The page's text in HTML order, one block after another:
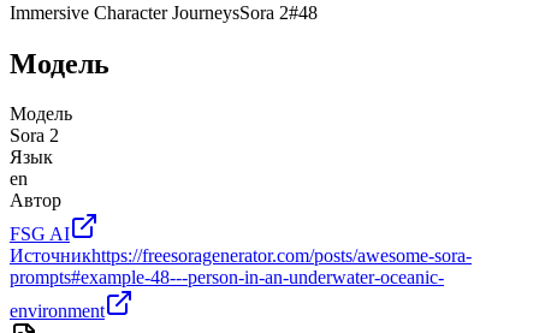
Immersive Character JourneysSora 2#48
Модель
Модель
Sora 2
Язык
en
Автор
FSG AI
Источникhttps://freesoragenerator.com/posts/awesome-sora-
prompts#example-48---person-in-an-underwater-oceanic-
environment